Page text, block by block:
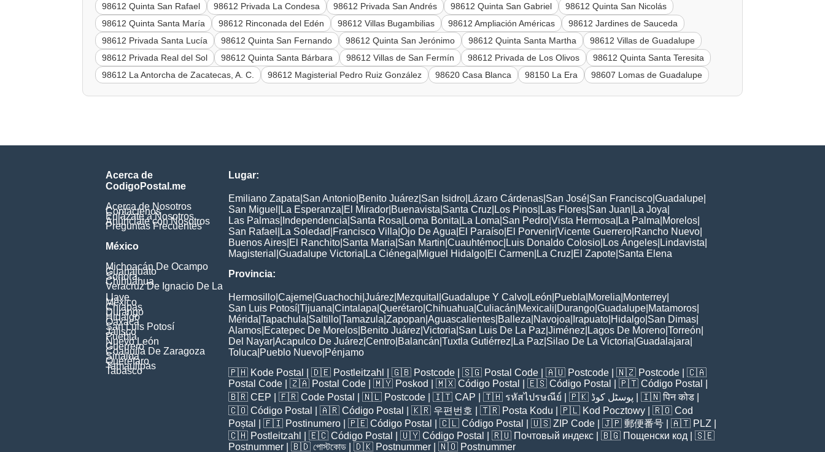
98612 Quinta San Rafael
98612 Privada La Condesa 98612 Privada San Andrés 98612 Quinta San Gabriel
98612 Quinta San Nicolás
98612 Quinta Santa María
98612 Rinconada del Edén 98612 Villas Bugambilias 98612 Ampliación Américas
98612 Jardines de Sauceda
98612 Privada Santa Lucía
98612 Quinta San Fernando 98612 Quinta San Jerónimo 98612 Quinta Santa Martha
98612 Villas de Guadalupe
98612 Privada Real del Sol
98612 Quinta Santa Bárbara 98612 Villas de San Fermín 98612 Privada de Los Olivos
98612 Quinta Santa Teresita
98612 La Antorcha de Zacatecas, A. C.
98612 Magisterial Pedro Ruiz González 98620 Casa Blanca 98150 La Era 98607 Lomas de Guadalupe
Acerca de
CodigoPostal.me
Acerca de Nosotros
Contáctenos
Enlázate a Nosotros
Anúnciate con Nosotros
Preguntas Frecuentes
México
Michoacán De Ocampo
Guanajuato
Sonora
Chihuahua
Veracruz De Ignacio De La
Llave
México
Chiapas
Durango
Hidalgo
Oaxaca
San Luis Potosí
Jalisco
Puebla
Nuevo León
Guerrero
Coahuila De Zaragoza
Sinaloa
Querétaro
Tamaulipas
Tabasco
Lugar:
Emiliano Zapata San Antonio Benito Juárez San Isidro Lázaro Cárdenas San José San Francisco Guadalupe
San Miguel
La Esperanza El Mirador Buenavista Santa Cruz Los Pinos Las Flores San Juan La Joya
Las Palmas Independencia Santa Rosa Loma Bonita La Loma San Pedro Vista Hermosa La Palma Morelos
San Rafael
La Soledad Francisco Villa Ojo De Agua El Paraíso El Porvenir Vicente Guerrero Rancho Nuevo
Buenos Aires El Ranchito Santa Maria San Martin Cuauhtémoc Luis Donaldo Colosio Los Ángeles Lindavista
Magisterial Guadalupe Victoria La Ciénega Miguel Hidalgo El Carmen La Cruz El Zapote Santa Elena
Provincia:
Hermosillo Cajeme Guachochi Juárez Mezquital Guadalupe Y Calvo León Puebla Morelia Monterrey
San Luis Potosí Tijuana Cintalapa Querétaro Chihuahua Culiacán Mexicali Durango Guadalupe Matamoros
Mérida Tapachula Saltillo Tamazula Zapopan Aguascalientes Balleza Navojoa Irapuato Hidalgo San Dimas
Alamos Ecatepec De Morelos Benito Juárez Victoria San Luis De La Paz Jiménez Lagos De Moreno Torreón
Del Nayar Acapulco De Juárez Centro Balancán Tuxtla Gutiérrez La Paz Silao De La Victoria Guadalajara
Toluca Pueblo Nuevo Pénjamo
🇵🇭 Kode Postal | 🇩🇪 Postleitzahl | 🇬🇧 Postcode | 🇸🇬 Postal Code | 🇦🇺 Postcode | 🇳🇿 Postcode | 🇨🇦
Postal Code | 🇿🇦 Postal Code | 🇲🇾 Poskod | 🇲🇽 Código Postal | 🇪🇸 Código Postal | 🇵🇹 Código Postal
🇧🇷 CEP | 🇫🇷 Code Postal | 🇳🇱 Postcode | 🇮🇹 CAP | 🇹🇭 รหัสไปรษณีย์ | 🇵🇰 پوسٹل کوڈ | 🇮🇳पिन कोड
🇨🇴 Código Postal | 🇦🇷 Código Postal | 🇰🇷 우편번호 | 🇹🇷 Posta Kodu | 🇵🇱 Kod Pocztowy | 🇷🇴 Cod
Poștal
| 🇫🇮 Postinumero | 🇵🇪 Código Postal | 🇨🇱 Código Postal | 🇺🇸 ZIP Code | 🇯🇵 郵便番号 | 🇦🇹 PLZ
🇨🇭 Postleitzahl | 🇪🇨 Código Postal | 🇺🇾 Código Postal | 🇷🇺 Почтовый индекс | 🇧🇬 Пощенски код | 🇸🇪
Postnummer | 🇧🇩 পোস্টকোড | 🇩🇰 Postnummer | 🇳🇴 Postnummer